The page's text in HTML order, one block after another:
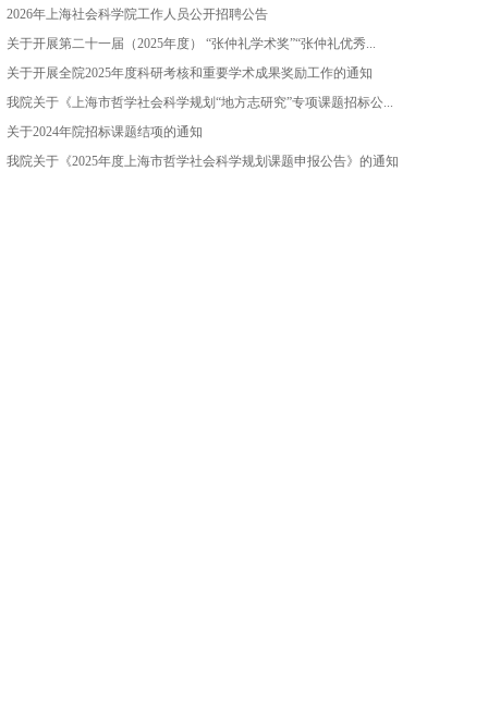
2026年上海社会科学院工作人员公开招聘公告
关于开展第二十一届（2025年度） “张仲礼学术奖”“张仲礼优秀...
关于开展全院2025年度科研考核和重要学术成果奖励工作的通知
我院关于《上海市哲学社会科学规划“地方志研究”专项课题招标公...
关于2024年院招标课题结项的通知
我院关于《2025年度上海市哲学社会科学规划课题申报公告》的通知